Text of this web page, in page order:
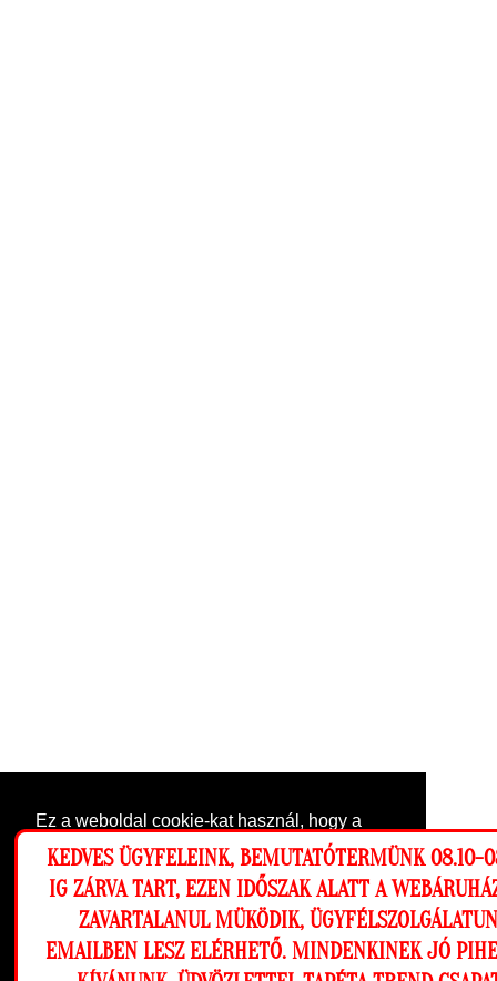
Ez a weboldal cookie-kat használ, hogy a
lehető legjobb élményt nyújtsa honlapunkon.
Beállítások
Engedélyezem
KEDVES ÜGYFELEINK, BEMUTATÓTERMÜNK 08.10-
IG ZÁRVA TART, EZEN IDŐSZAK ALATT A
ZAVARTALANUL MÜKÖDIK,
EMAILBEN LESZ ELÉRHETŐ. MINDENKINEK JÓ